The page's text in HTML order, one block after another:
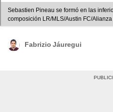
Sebastien Pineau se formó en las
composición LR/MLS/Austin FC/
Fabrizio Jáuregui